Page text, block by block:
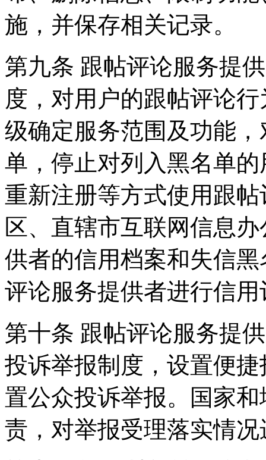
施，并保存相关记录。
第九条 跟帖评论服务提
度，对用户的跟帖评论
级确定服务范围及功能
单，停止对列入黑名单
重新注册等方式使用跟
区、直辖市互联网信息
供者的信用档案和失信
评论服务提供者进行信用
第十条 跟帖评论服务提
投诉举报制度，设置便
置公众投诉举报。国家
责，对举报受理落实情